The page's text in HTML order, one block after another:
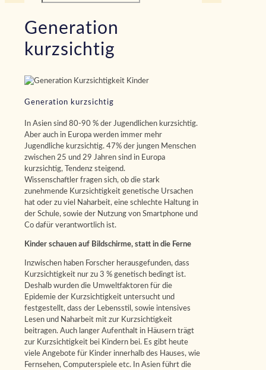
Generation
kurzsichtig
Generation kurzsichtig
In Asien sind 80-90 % der Jugendlichen kurzsichtig.
Aber auch in Europa werden immer mehr
Jugendliche kurzsichtig. 47% der jungen Menschen
zwischen 25 und 29 Jahren sind in Europa
kurzsichtig, Tendenz steigend.
Wissenschaftler fragen sich, ob die stark
zunehmende Kurzsichtigkeit genetische Ursachen
hat oder zu viel Naharbeit, eine schlechte Haltung in
der Schule, sowie der Nutzung von Smartphone und
Co dafür verantwortlich ist.
Kinder schauen auf Bildschirme, statt in die Ferne
Inzwischen haben Forscher herausgefunden, dass
Kurzsichtigkeit nur zu 3 % genetisch bedingt ist.
Deshalb wurden die Umweltfaktoren für die
Epidemie der Kurzsichtigkeit untersucht und
festgestellt, dass der Lebensstil, sowie intensives
Lesen und Naharbeit mit zur Kurzsichtigkeit
beitragen. Auch langer Aufenthalt in Häusern trägt
zur Kurzsichtigkeit bei Kindern bei. Es gibt heute
viele Angebote für Kinder innerhalb des Hauses, wie
Fernsehen, Computerspiele etc. In Asien führt die